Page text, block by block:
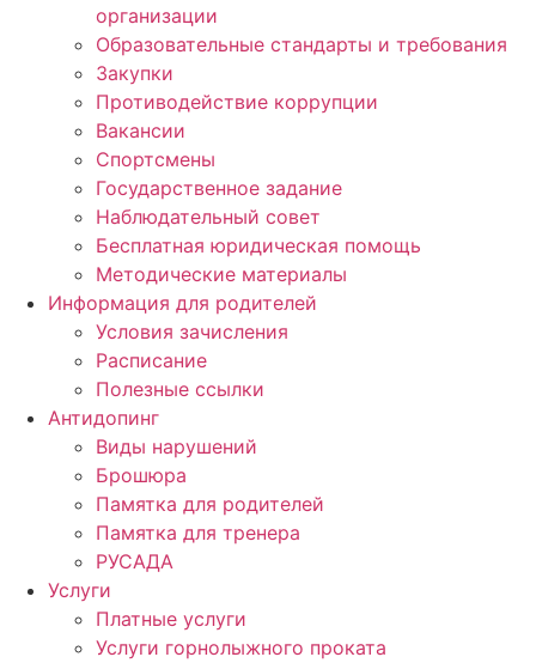
организации
Образовательные стандарты и требования
Закупки
Противодействие коррупции
Вакансии
Спортсмены
Государственное задание
Наблюдательный совет
Бесплатная юридическая помощь
Методические материалы
Информация для родителей
Условия зачисления
Расписание
Полезные ссылки
Антидопинг
Виды нарушений
Брошюра
Памятка для родителей
Памятка для тренера
РУСАДА
Услуги
Платные услуги
Услуги горнолыжного проката